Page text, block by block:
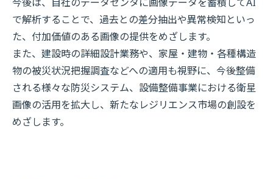
今後は、自社のデータセンタに画像データを蓄積してAI
で解析することで、過去との差分抽出や異常検知といっ
た、付加価値のある画像の提供をめざします。
また、建設時の詳細設計業務や、家屋・建物・各種構造
物の被災状況把握調査などへの適用も視野に、今後整備
される様々な防災システム、設備整備事業における衛星
画像の活用を拡大し、新たなレジリエンス市場の創設を
めざします。